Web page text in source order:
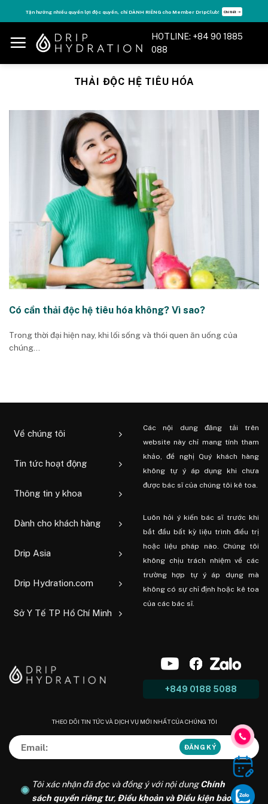
to
content
Tận hưởng nhiều quyền lợi độc quyền, chỉ DÀNH RIÊNG cho Member DripClub! Chi tiết ➝
HOTLINE: +84 90 1885
088
THẢI ĐỘC HỆ TIÊU HÓA
Có cần thải độc hệ tiêu hóa không? Vì sao?
Trong thời đại hiện nay, khi lối sống và thói quen ăn uống của
chúng...
Về chúng tôi
Tin tức hoạt động
Thông tin y khoa
Dành cho khách hàng
Drip Asia
Drip Hydration.com
Sở Y Tế TP Hồ Chí Minh
Các nội dung đăng tải trên
website này chỉ mang tính tham
khảo, đề nghị Quý khách hàng
không tự ý áp dụng khi chưa
được bác sĩ của chúng tôi kê toa.
Luôn hỏi ý kiến ​​bác sĩ trước khi
bắt đầu bất kỳ liệu trình điều trị
hoặc liệu pháp nào. Chúng tôi
không chịu trách nhiệm về các
trường hợp tự ý áp dụng mà
không có sự chỉ định hoặc kê toa
của các bác sĩ.
+849 0188 5088
THEO DÕI TIN TỨC VÀ DỊCH VỤ MỚI NHẤT CỦA CHÚNG TÔI
Tôi xác nhận đã đọc và đồng ý với nội dungChính
sách quyền riêng tư, Điều khoản và Điều kiện bảo